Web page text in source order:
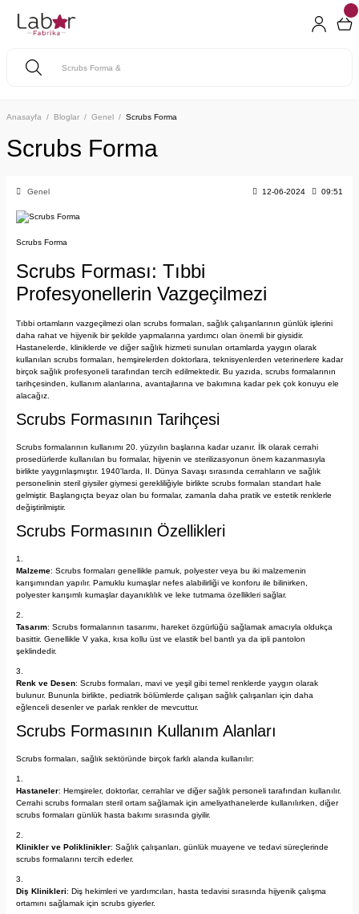
Anasayfa Bloglar Genel Scrubs Forma
Scrubs Forma
Genel 12-06-2024 09:51
Scrubs Forma
Scrubs Forması: Tıbbi
Profesyonellerin Vazgeçilmezi
Tıbbi ortamların vazgeçilmezi olan scrubs formaları, sağlık çalışanlarının günlük işlerini
daha rahat ve hijyenik bir şekilde yapmalarına yardımcı olan önemli bir giysidir.
Hastanelerde, kliniklerde ve diğer sağlık hizmeti sunulan ortamlarda yaygın olarak
kullanılan scrubs formaları, hemşirelerden doktorlara, teknisyenlerden veterinerlere kadar
birçok sağlık profesyoneli tarafından tercih edilmektedir. Bu yazıda, scrubs formalarının
tarihçesinden, kullanım alanlarına, avantajlarına ve bakımına kadar pek çok konuyu ele
alacağız.
Scrubs Formasının Tarihçesi
Scrubs formalarının kullanımı 20. yüzyılın başlarına kadar uzanır. İlk olarak cerrahi
prosedürlerde kullanılan bu formalar, hijyenin ve sterilizasyonun önem kazanmasıyla
birlikte yaygınlaşmıştır. 1940'larda, II. Dünya Savaşı sırasında cerrahların ve sağlık
personelinin steril giysiler giymesi gerekliliğiyle birlikte scrubs formaları standart hale
gelmiştir. Başlangıçta beyaz olan bu formalar, zamanla daha pratik ve estetik renklerle
değiştirilmiştir.
Scrubs Formasının Özellikleri
Malzeme: Scrubs formaları genellikle pamuk, polyester veya bu iki malzemenin
karışımından yapılır. Pamuklu kumaşlar nefes alabilirliği ve konforu ile bilinirken,
polyester karışımlı kumaşlar dayanıklılık ve leke tutmama özellikleri sağlar.
Tasarım: Scrubs formalarının tasarımı, hareket özgürlüğü sağlamak amacıyla oldukça
basittir. Genellikle V yaka, kısa kollu üst ve elastik bel bantlı ya da ipli pantolon
şeklindedir.
Renk ve Desen: Scrubs formaları, mavi ve yeşil gibi temel renklerde yaygın olarak
bulunur. Bununla birlikte, pediatrik bölümlerde çalışan sağlık çalışanları için daha
eğlenceli desenler ve parlak renkler de mevcuttur.
Scrubs Formasının Kullanım Alanları
Scrubs formaları, sağlık sektöründe birçok farklı alanda kullanılır:
Hastaneler: Hemşireler, doktorlar, cerrahlar ve diğer sağlık personeli tarafından kullanılır.
Cerrahi scrubs formaları steril ortam sağlamak için ameliyathanelerde kullanılırken, diğer
scrubs formaları günlük hasta bakımı sırasında giyilir.
Klinikler ve Poliklinikler: Sağlık çalışanları, günlük muayene ve tedavi süreçlerinde
scrubs formalarını tercih ederler.
Diş Klinikleri: Diş hekimleri ve yardımcıları, hasta tedavisi sırasında hijyenik çalışma
ortamını sağlamak için scrubs giyerler.